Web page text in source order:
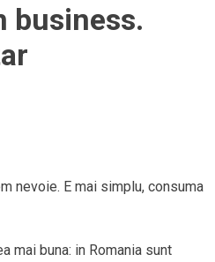
business.
nevoie. E mai simplu, consuma
mai buna: in Romania sunt